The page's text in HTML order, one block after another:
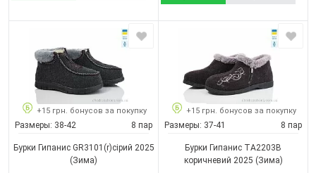
+15 грн. бонусов за покупку
Размеры: 38-42 8 пар
Бурки Гипанис GR3101(r)сірий 2025
(Зима)
+15 грн. бонусов за покупку
Размеры: 37-41 8 пар
Бурки Гипанис ТА2203B
коричневий 2025 (Зима)